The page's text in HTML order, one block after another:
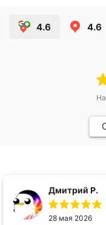
4.6 4.6
Дмитрий Р.
28 мая 2026